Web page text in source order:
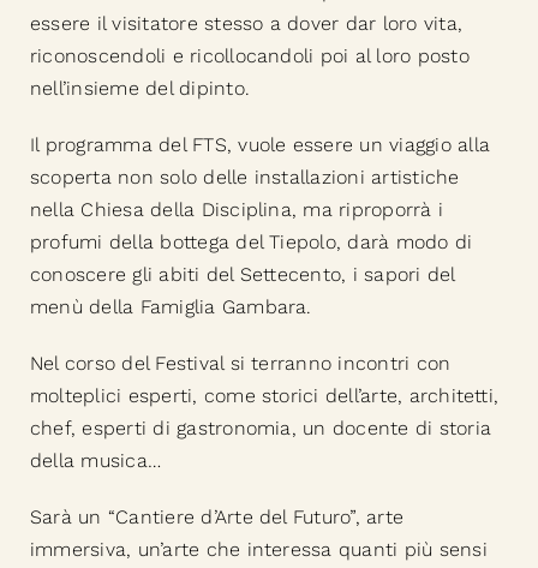
essere il visitatore stesso a dover dar loro vita,
riconoscendoli e ricollocandoli poi al loro posto
nell’insieme del dipinto.
Il programma del FTS, vuole essere un viaggio alla
scoperta non solo delle installazioni artistiche
nella Chiesa della Disciplina, ma riproporrà i
profumi della bottega del Tiepolo, darà modo di
conoscere gli abiti del Settecento, i sapori del
menù della Famiglia Gambara.
Nel corso del Festival si terranno incontri con
molteplici esperti, come storici dell’arte, architetti,
chef, esperti di gastronomia, un docente di storia
della musica…
Sarà un “Cantiere d’Arte del Futuro”, arte
immersiva, un’arte che interessa quanti più sensi